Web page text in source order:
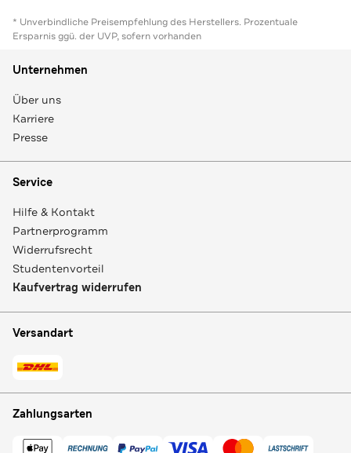
* Unverbindliche Preisempfehlung des Herstellers. Prozentuale
Ersparnis ggü. der UVP, sofern vorhanden
Unternehmen
Über uns
Karriere
Presse
Service
Hilfe & Kontakt
Partnerprogramm
Widerrufsrecht
Studentenvorteil
Kaufvertrag widerrufen
Versandart
Zahlungsarten